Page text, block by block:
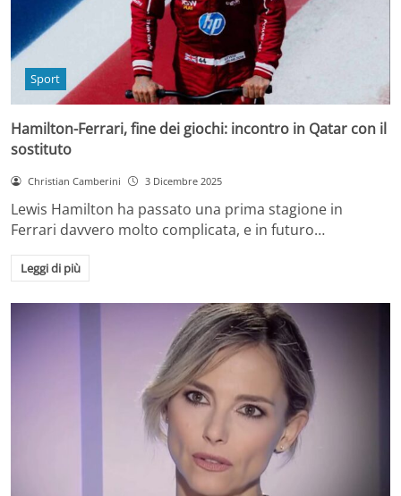
Sport
Hamilton-Ferrari, fine dei giochi: incontro in Qatar con il
sostituto
Christian Camberini 3 Dicembre 2025
Lewis Hamilton ha passato una prima stagione in
Ferrari davvero molto complicata, e in futuro…
Leggi di più